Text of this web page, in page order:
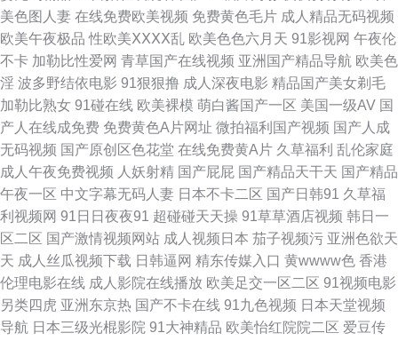
利导航 日日夜夜激情色区 日逼中文字幕 日韩av网址在线 欧美日韩一级二级
欧美性炮图 东京热天堂精品 黄色小网战 亚洲欧美另类综合 91精东黄色 一级
性愛tV 五月天色色影院 亚洲情色图网站 五月天黄色网 四虎午夜剧场 日韩电
影网 日韩综合网 日本大香蕉伊人网 日韩精品第三页 午夜在线视频 另类在线
人人搞超碰免费 91社区入口 人妖伪娘在线播放 国产VA在线 熟女风骚福利导
航 日韩无码网址 青青伊人视频 欧美亚洲 麻豆传媒淫视频网 欧美性爱熟女 欧
美国产精品综合 久久这里有精品 久草成人网站 美女18网站 美女视频91网站
美色图人妻 在线免费欧美视频 免费黄色毛片 成人精品无码视频
欧美午夜极品 性欧美ⅩⅩⅩⅩ乱 欧美色色六月天 91影视网 午夜伦
不卡 加勒比性爱网 青草国产在线视频 亚洲国产精品导航 欧美色
淫 波多野结依电影 91狠狠撸 成人深夜电影 精品国产美女剃毛
加勒比熟女 91碰在线 欧美裸模 萌白酱国产一区 美国一级AV 国
产人在线成免费 免费黄色A片网址 微拍福利国产视频 国产人成
无码视频 国产原创区色花堂 在线免费黄A片 久草福利 乱伦家庭
成人午夜免费视频 人妖射精 国产屁屁 国产精品天干天 国产精品
午夜一区 中文字幕无码人妻 日本不卡二区 国产日韩91 久草福
利视频网 91日日夜夜91 超碰碰天天操 91草草酒店视频 韩日一
区二区 国产激情视频网站 成人视频日本 茄子视频污 亚洲色欲天
天 成人丝瓜视频下载 日韩逼网 精东传媒入口 黄wwww色 香港
伦理电影在线 成人影院在线播放 欧美足交一区二区 91视频电影
另类四虎 亚洲东京热 国产不卡在线 91九色视频 日本天堂视频
导航 日本三级光棍影院 91大神精品 欧美怡红院院二区 爱豆传